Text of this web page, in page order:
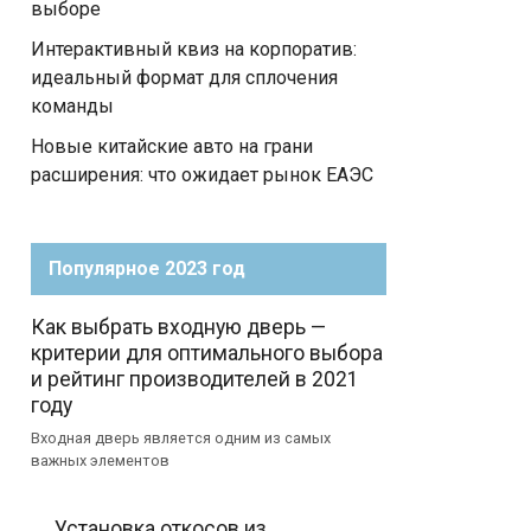
выборе
Интерактивный квиз на корпоратив:
идеальный формат для сплочения
команды
Новые китайские авто на грани
расширения: что ожидает рынок ЕАЭС
Популярное 2023 год
Как выбрать входную дверь —
критерии для оптимального выбора
и рейтинг производителей в 2021
году
Входная дверь является одним из самых
важных элементов